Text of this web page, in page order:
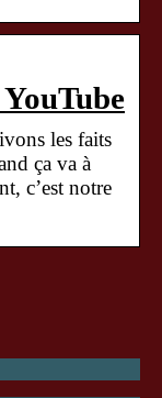
les faits
ça va à
c’est notre